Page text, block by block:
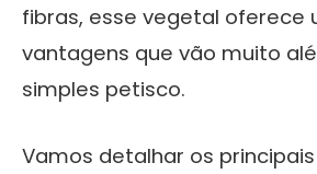
fibras, esse vegetal oferece
vantagens que vão muito
simples petisco.
Vamos detalhar os